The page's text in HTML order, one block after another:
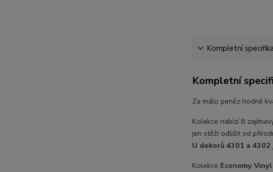
Kompletní
Kompletní
Za málo peněz hodně
Kolekce nabízí 8
jen stěží odlišit od
U dekorů 4301 a
Kolekce Economy Vinyl